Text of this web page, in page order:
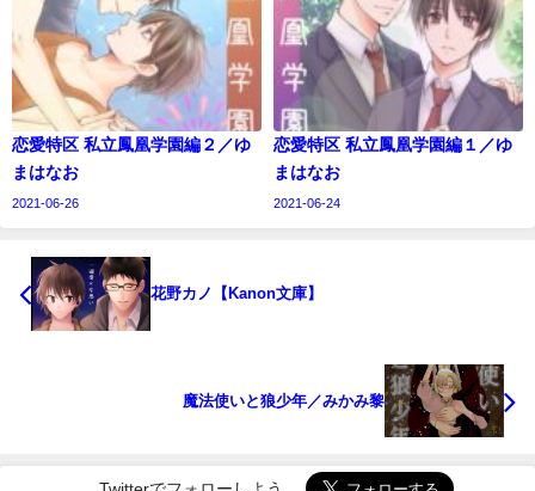
恋愛特区 私立鳳凰学園編２／ゆ
まはなお
2021-06-26
恋愛特区 私立鳳凰学園編１／ゆ
まはなお
2021-06-24
花野カノ【Kanon文庫】
魔法使いと狼少年／みかみ黎